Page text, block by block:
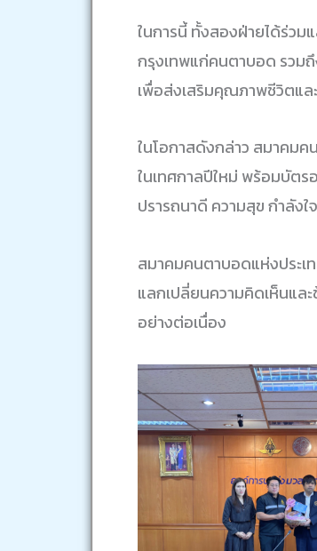
ในการนี้ ทั้งสองฝ่ายได้ร่วม
กรุงเทพแก่คนตาบอด รวม
เพื่อส่งเสริมคุณภาพชีวิตแล
ในโอกาสดังกล่าว สมาคมค
ในเทศกาลปีใหม่ พร้อมบัต
ปรารถนาดี ความสุข กำลัง
สมาคมคนตาบอดแห่งประเ
แลกเปลี่ยนความคิดเห็นแล
อย่างต่อเนื่อง